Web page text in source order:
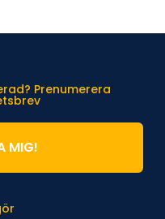
Prenumerera
MIG!